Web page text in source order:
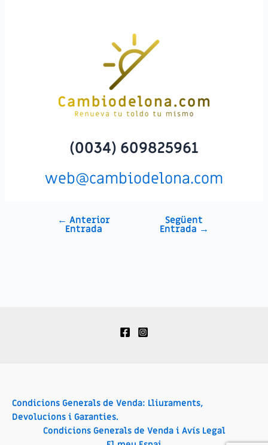
(0034) 609825961
web@cambiodelona.com
Navegació
d'entrades
← Anterior
Entrada
Següent
Entrada →
Condicions Generals de Venda: Lliuraments,
Devolucions i Garanties.
Condicions Generals de Venda i Avís Legal